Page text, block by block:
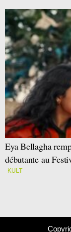
Eya Bellagha
débutante au
KULT